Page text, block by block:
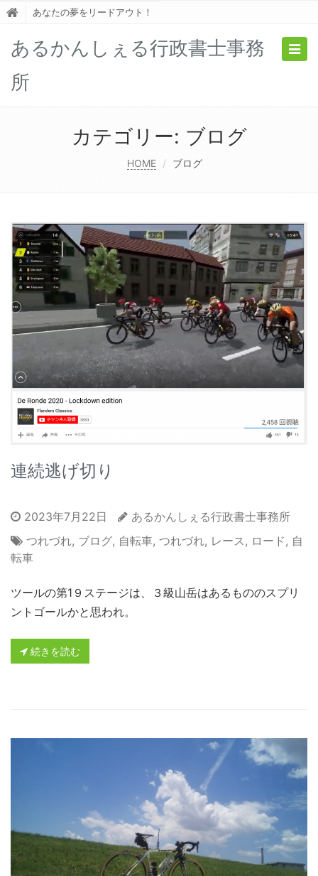
あなたの夢をリードアウト！
あるかんしぇる行政書士事務
所
カテゴリー: ブログ
HOME ブログ
連続逃げ切り
2023年7月22日
あるかんしぇる行政書士事務所
つれづれ, ブログ, 自転車, つれづれ, レース , ロード , 自
転車
ツールの第1９ステージは、３級山岳はあるもののスプリ
ントゴールかと思われ。
続きを読む